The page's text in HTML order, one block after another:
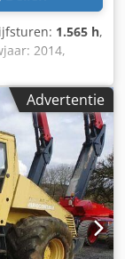
1.565 h,
2014,
[55,4 kW/75
goede staat,
een
Mihm (tel. )
u op onze
Dcjdpfx
=
informatie.
Advertentie